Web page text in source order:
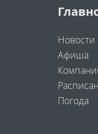
Новости
Афиша
Погода